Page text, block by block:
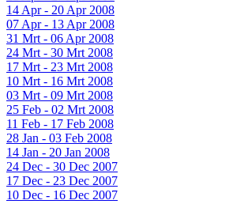
14 Apr - 20 Apr 2008
07 Apr - 13 Apr 2008
31 Mrt - 06 Apr 2008
24 Mrt - 30 Mrt 2008
17 Mrt - 23 Mrt 2008
10 Mrt - 16 Mrt 2008
03 Mrt - 09 Mrt 2008
25 Feb - 02 Mrt 2008
11 Feb - 17 Feb 2008
28 Jan - 03 Feb 2008
14 Jan - 20 Jan 2008
24 Dec - 30 Dec 2007
17 Dec - 23 Dec 2007
10 Dec - 16 Dec 2007